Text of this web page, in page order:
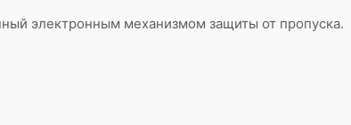
электронным механизмом защиты от пропуска.